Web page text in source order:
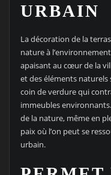
URBAIN
La décoration de la
nature à
apaisant au cœur de la
et des éléments
coin de verdure qui
immeubles
de la nature, même en
paix où l’on peut se
urbain.